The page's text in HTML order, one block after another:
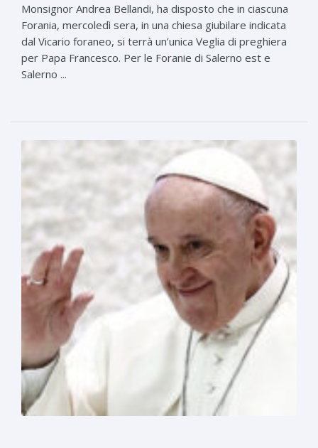
Monsignor Andrea Bellandi, ha disposto che in ciascuna
Forania, mercoledì sera, in una chiesa giubilare indicata
dal Vicario foraneo, si terrà un’unica Veglia di preghiera
per Papa Francesco. Per le Foranie di Salerno est e
Salerno ...